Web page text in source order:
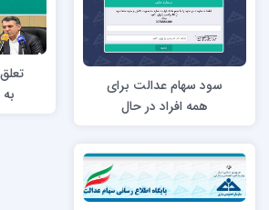
سود سهام عدالت برای
همه افراد در حال
توزیع است/ سود
سهام مشمول مالیات،
بیمه و سایر موارد
نیست